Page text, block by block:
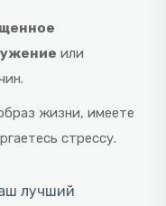
или
жизни, имеете
стрессу.
лучший